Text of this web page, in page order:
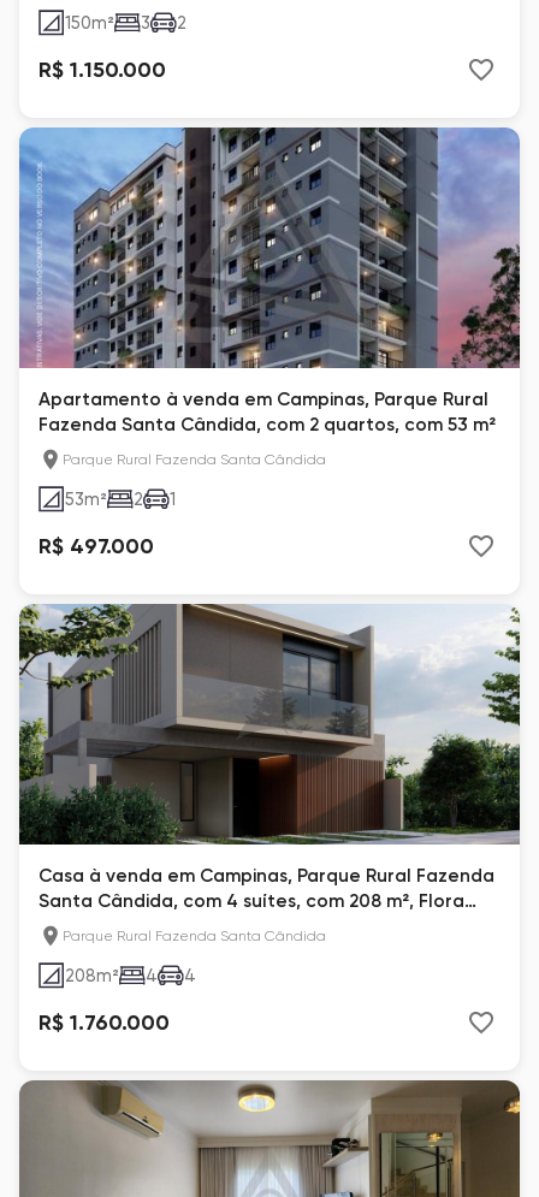
150m² 3 2
R$ 1.150.000
Apartamento à venda em Campinas, Parque Rural
Fazenda Santa Cândida, com 2 quartos, com 53 m²
Parque Rural Fazenda Santa Cândida
53m² 2 1
R$ 497.000
Casa à venda em Campinas, Parque Rural Fazenda
Santa Cândida, com 4 suítes, com 208 m², Flora
MilanoParque Rural Fazenda Santa Cândida
208m² 4 4
R$ 1.760.000